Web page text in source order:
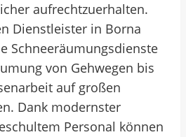
aufrechtzuerhalten.
Dienstleister in Borna
Schneeräumungsdienste
von Gehwegen bis
auf großen
Dank modernster
Personal können